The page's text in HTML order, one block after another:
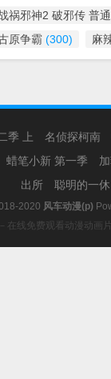
祸邪神2 破邪传 普
原争霸 (300) 麻
季 上 名侦探柯南
蜡笔小新 第一季
出所
聪明的一休
2020 风车动漫(p)
－在线免费观看动漫动画